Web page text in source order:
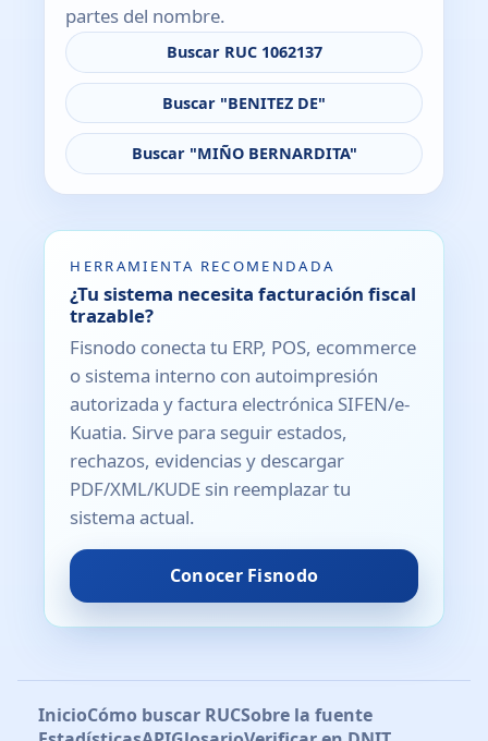
partes del nombre.
Buscar RUC 1062137
Buscar "BENITEZ DE"
Buscar "MIÑO BERNARDITA"
HERRAMIENTA RECOMENDADA
¿Tu sistema necesita facturación fiscal
trazable?
Fisnodo conecta tu ERP, POS, ecommerce
o sistema interno con autoimpresión
autorizada y factura electrónica SIFEN/e-
Kuatia. Sirve para seguir estados,
rechazos, evidencias y descargar
PDF/XML/KUDE sin reemplazar tu
sistema actual.
Conocer Fisnodo
InicioCómo buscar RUCSobre la fuente